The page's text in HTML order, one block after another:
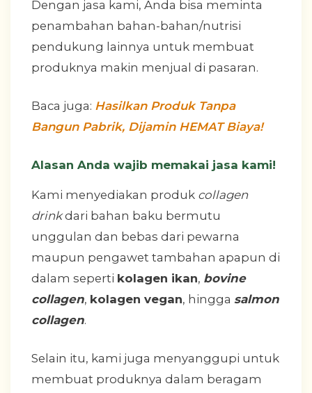
Dengan jasa kami, Anda bisa meminta
penambahan bahan-bahan/nutrisi
pendukung lainnya untuk membuat
produknya makin menjual di pasaran.
Baca juga: Hasilkan Produk Tanpa
Bangun Pabrik, Dijamin HEMAT Biaya!
Alasan Anda wajib memakai jasa kami!
Kami menyediakan produk collagen
drinkdari bahan baku bermutu
unggulan dan bebas dari pewarna
maupun pengawet tambahan apapun di
dalam seperti kolagen ikan, bovine
collagen, kolagen vegan, hingga salmon
collagen.
Selain itu, kami juga menyanggupi untuk
membuat produknya dalam beragam